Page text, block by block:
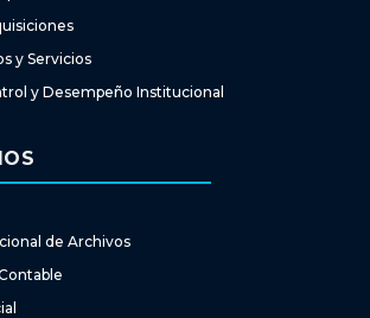
y Servicios
y Desempeño Institucional
de Archivos